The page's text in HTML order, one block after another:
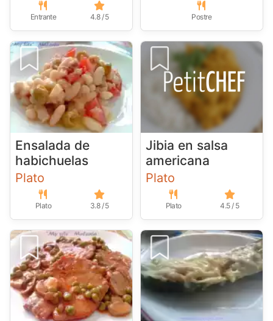
Entrante 4.8 / 5 Postre
Ensalada de
habichuelas
Plato
Plato 3.8 / 5
Jibia en salsa
americana
Plato
Plato 4.5 / 5